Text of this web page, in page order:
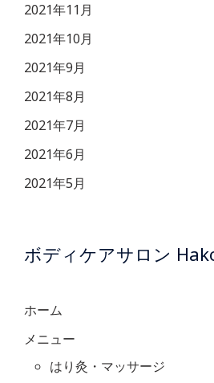
2021年11月
2021年10月
2021年9月
2021年8月
2021年7月
2021年6月
2021年5月
ボディケアサロン
ホーム
メニュー
はり灸・マッサージ